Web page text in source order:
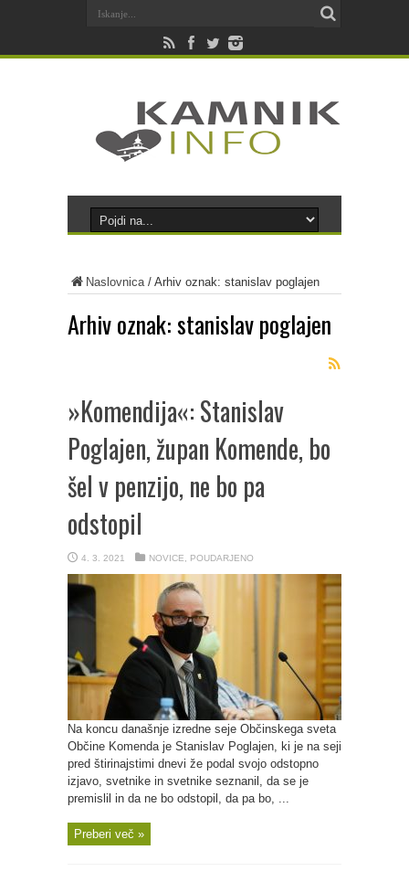
Naslovnica/ Arhiv oznak: stanislav poglajen
Arhiv oznak:stanislav poglajen
»Komendija«: Stanislav
Poglajen, župan Komende, bo
šel v penzijo, ne bo pa
odstopil
4. 3. 2021 NOVICE POUDARJENO
Na koncu današnje izredne seje Občinskega sveta
Občine Komenda je Stanislav Poglajen, ki je na seji
pred štirinajstimi dnevi že podal svojo odstopno
izjavo, svetnike in svetnike seznanil, da se je
premislil in da ne bo odstopil, da pa bo, ...
Preberi več »